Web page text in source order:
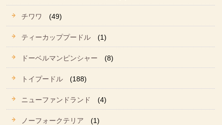
チワワ (49)
ティーカッププードル (1)
ドーベルマンピンシャー (8)
トイプードル (188)
ニューファンドランド (4)
ノーフォークテリア (1)